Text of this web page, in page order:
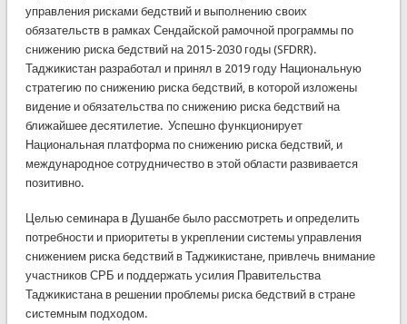
управления рисками бедствий и выполнению своих
обязательств в рамках Сендайской рамочной программы по
снижению риска бедствий на 2015-2030 годы (SFDRR).
Таджикистан разработал и принял в 2019 году Национальную
стратегию по снижению риска бедствий, в которой изложены
видение и обязательства по снижению риска бедствий на
ближайшее десятилетие. Успешно функционирует
Национальная платформа по снижению риска бедствий, и
международное сотрудничество в этой области развивается
позитивно.
Целью семинара в Душанбе было рассмотреть и определить
потребности и приоритеты в укреплении системы управления
снижением риска бедствий в Таджикистане, привлечь внимание
участников СРБ и поддержать усилия Правительства
Таджикистана в решении проблемы риска бедствий в стране
системным подходом.